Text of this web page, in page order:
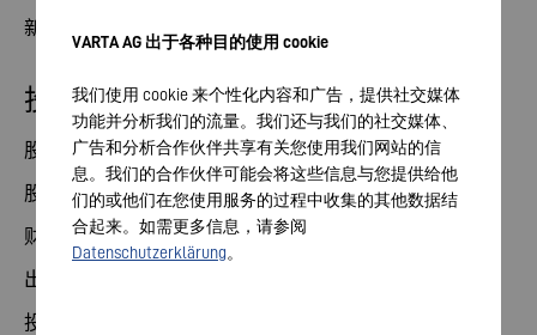
新闻
投资者关系部
股票
股东大会
财务日历
出版物
投资者联系方式
VARTA AG 出于各种目的使用 cookie
我们使用 cookie 来个性化内容和广告，提供社交媒体
功能并分析我们的流量。我们还与我们的社交媒体、
广告和分析合作伙伴共享有关您使用我们网站的信
息。我们的合作伙伴可能会将这些信息与您提供给他
们的或他们在您使用服务的过程中收集的其他数据结
合起来。如需更多信息，请参阅
Datenschutzerklärung。